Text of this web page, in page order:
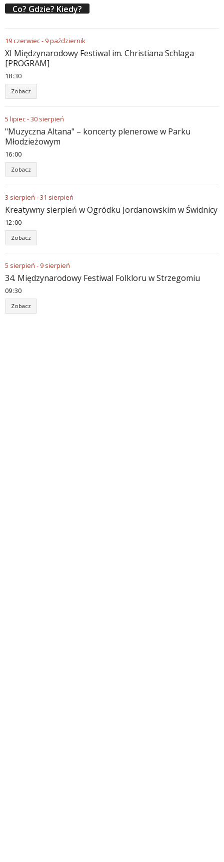
Co? Gdzie? Kiedy?
19czerwiec- 9październik
XI Międzynarodowy Festiwal im. Christiana Schlaga
[PROGRAM]
18 30
Zobacz
5 lipiec-30 sierpień
"Muzyczna Altana" – koncerty plenerowe w Parku
Młodzieżowym
16 00
Zobacz
3 sierpień -31 sierpień
Kreatywny sierpień w Ogródku Jordanowskim w Świdnicy
12 00
Zobacz
5 sierpień - 9 sierpień
34. Międzynarodowy Festiwal Folkloru w Strzegomiu
09 30
Zobacz